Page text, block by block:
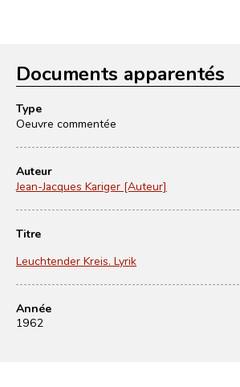
Documents apparentés
Type
Oeuvre commentée
Auteur
Jean-Jacques Kariger [Auteur]
Titre
Leuchtender Kreis. Lyrik
Année
1962